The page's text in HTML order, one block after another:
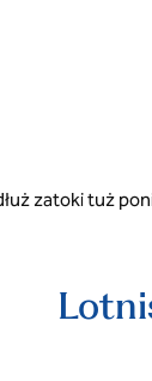
zatoki tuż